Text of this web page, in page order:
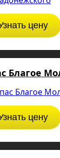
цену
Благое
цену